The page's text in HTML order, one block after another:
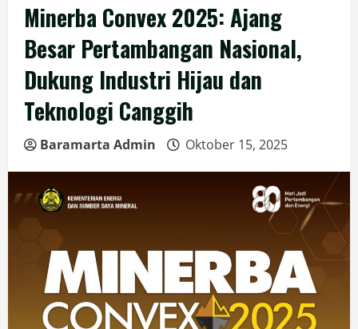
Minerba Convex 2025: Ajang
Besar Pertambangan Nasional,
Dukung Industri Hijau dan
Teknologi Canggih
Baramarta Admin Oktober 15, 2025